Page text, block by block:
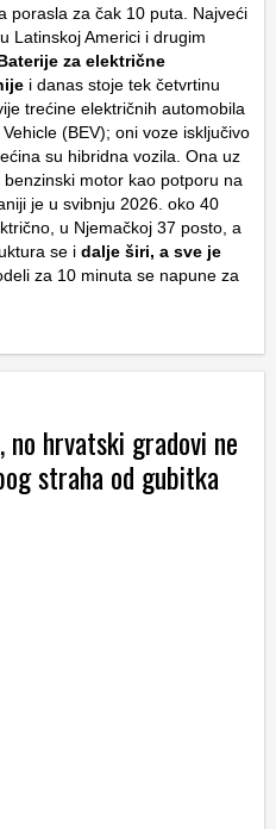
porasla za čak 10 puta. Najveći
Latinskoj Americi i drugim
za električne
i danas stoje tek četvrtinu
trećine električnih automobila
(BEV); oni voze isključivo
su hibridna vozila. Ona uz
motor kao potporu na
je u svibnju 2026. oko 40
u Njemačkoj 37 posto, a
se i dalje širi, a sve je
za 10 minuta se napune za
no hrvatski gradovi ne
straha od gubitka